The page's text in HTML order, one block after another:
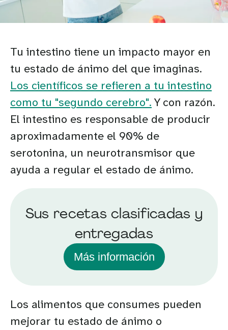
Tu intestino tiene un impacto mayor en
tu estado de ánimo del que imaginas.
Los científicos se refieren a tu intestino
como tu "segundo cerebro". Y con razón.
El intestino es responsable de producir
aproximadamente el 90% de
serotonina, un neurotransmisor que
ayuda a regular el estado de ánimo.
Sus recetas clasificadas y
entregadas
Más información
Los alimentos que consumes pueden
mejorar tu estado de ánimo o